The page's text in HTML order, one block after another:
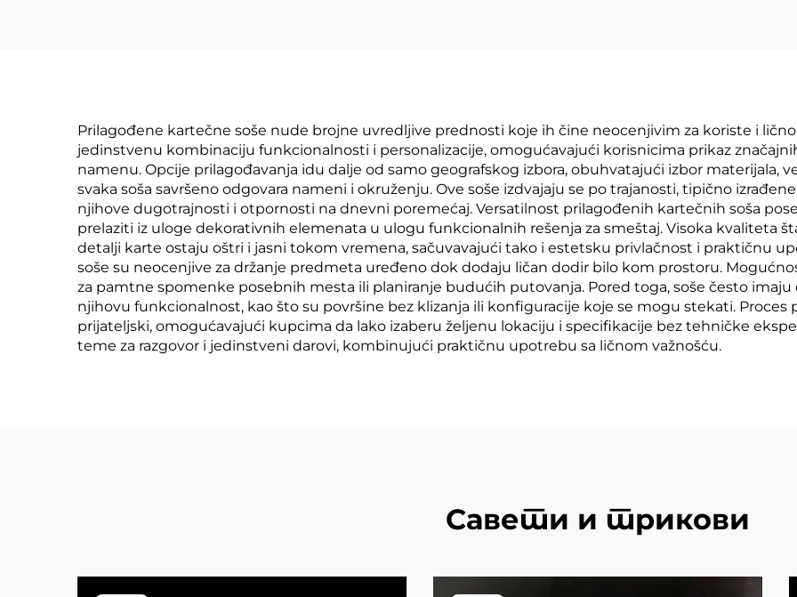
Prilagođene kartečne soše nude brojne uvredljive prednosti koje ih čine neocenjivim za koriste i
jedinstvenu kombinaciju funkcionalnosti i personalizacije, omogućavajući korisnicima prikaz
namenu. Opcije prilagođavanja idu dalje od samo geografskog izbora, obuhvatajući izbor materijala,
svaka soša savršeno odgovara nameni i okruženju. Ove soše izdvajaju se po trajanosti, tipično
njihove dugotrajnosti i otpornosti na dnevni poremećaj. Versatilnost prilagođenih kartečnih soša
prelaziti iz uloge dekorativnih elemenata u ulogu funkcionalnih rešenja za smeštaj. Visoka kvaliteta
detalji karte ostaju oštri i jasni tokom vremena, sačuvavajući tako i estetsku privlačnost i praktičnu
soše su neocenjive za držanje predmeta uređeno dok dodaju ličan dodir bilo kom prostoru.
za pamtne spomenke posebnih mesta ili planiranje budućih putovanja. Pored toga, soše često
njihovu funkcionalnost, kao što su površine bez klizanja ili konfiguracije koje se mogu stekati. Proces
prijateljski, omogućavajući kupcima da lako izaberu željenu lokaciju i specifikacije bez tehničke
teme za razgovor i jedinstveni darovi, kombinujući praktičnu upotrebu sa ličnom važnošću.
Савети и трикови